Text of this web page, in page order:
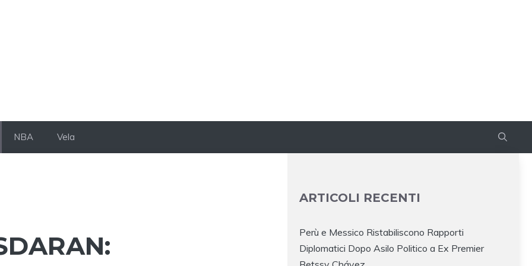
NBA Vela
ARTICOLI RECENTI
Perù e Messico Ristabiliscono Rapporti
Diplomatici Dopo Asilo Politico a Ex Premier